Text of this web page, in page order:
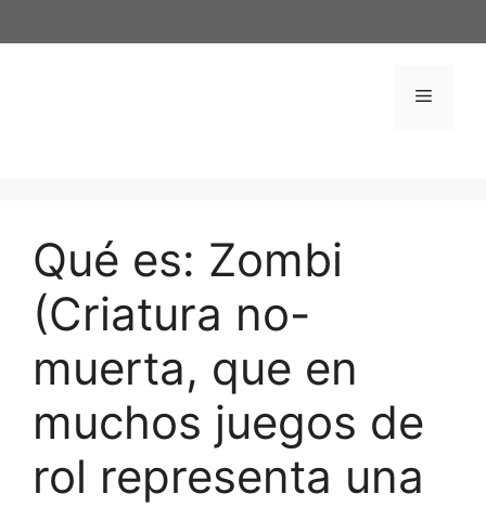
al
Menú
Qué es: Zombi
(Criatura no-
muerta, que en
muchos juegos de
rol representa una